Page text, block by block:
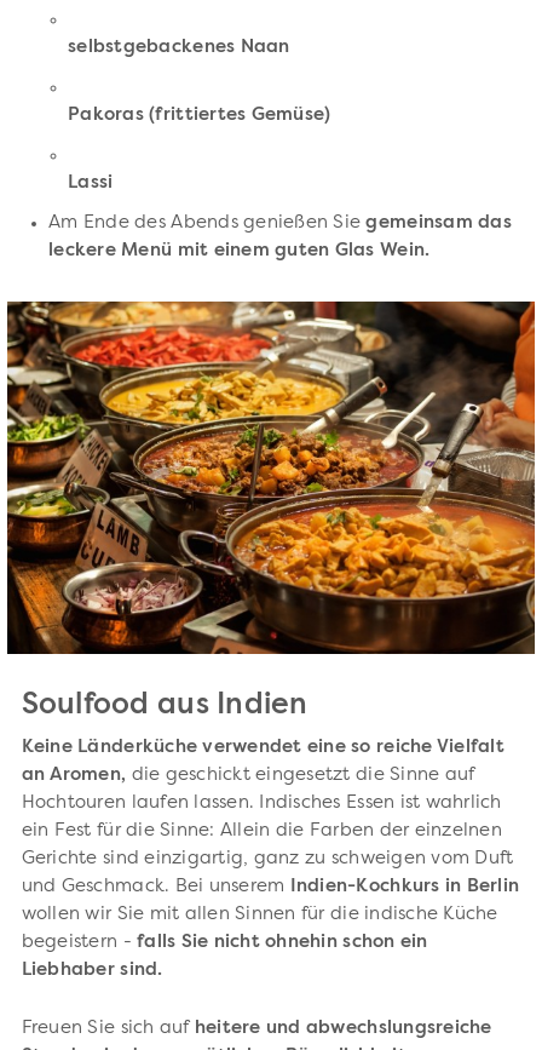
selbstgebackenes Naan
Pakoras (frittiertes Gemüse)
Lassi
Am Ende des Abends genießen Siegemeinsam das
leckere Menü mit einem guten Glas Wein.
Soulfood aus Indien
Keine Länderküche verwendet eine so reiche Vielfalt
an Aromen, die geschickt eingesetzt die Sinne auf
Hochtouren laufen lassen. Indisches Essen ist wahrlich
ein Fest für die Sinne: Allein die Farben der einzelnen
Gerichte sind einzigartig, ganz zu schweigen vom Duft
und Geschmack. Bei unserem Indien-Kochkurs in Berlin
wollen wir Sie mit allen Sinnen für die indische Küche
begeistern - falls Sie nicht ohnehin schon ein
Liebhaber sind.
Freuen Sie sich auf heitere und abwechslungsreiche